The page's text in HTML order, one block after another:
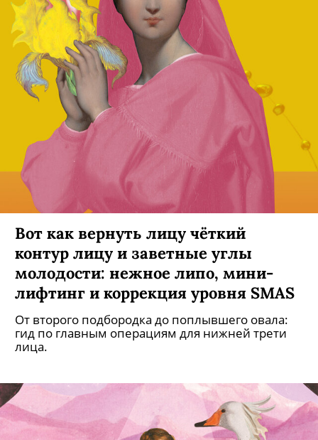
Вот как вернуть лицу чёткий
контур лицу и заветные углы
молодости: нежное липо, мини-
лифтинг и коррекция уровня SMAS
От второго подбородка до поплывшего овала:
гид по главным операциям для нижней трети
лица.